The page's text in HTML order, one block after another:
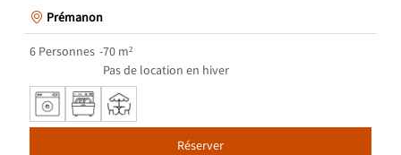
Prémanon
6 Personnes 70 m²
Pas de location en hiver
Réserver